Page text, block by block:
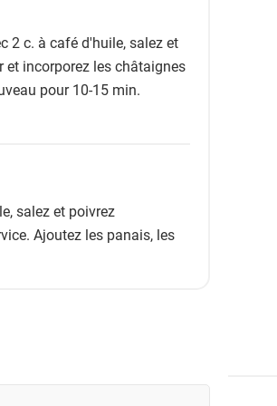
2 c. à café d'huile, salez et
incorporez les châtaignes
pour 10-15 min.
salez et poivrez
Ajoutez les panais, les